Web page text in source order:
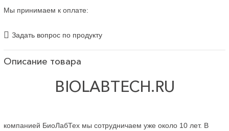
Мы принимаем к оплате:
Задать вопрос по продукту
Описание товара
BIOLABTECH.RU
компанией БиоЛабТех мы сотрудничаем уже около 10 лет. В